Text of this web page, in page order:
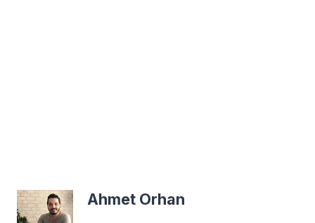
Ahmet Orhan